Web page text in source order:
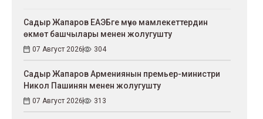
Садыр Жапаров ЕАЭБге мүчө мамлекеттердин
өкмөт башчылары менен жолугушту
07 Август 2026 304
Садыр Жапаров Армениянын премьер-министри
Никол Пашинян менен жолугушту
07 Август 2026 313